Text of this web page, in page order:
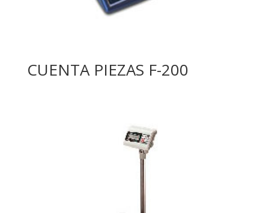
CUENTA PIEZAS F-200